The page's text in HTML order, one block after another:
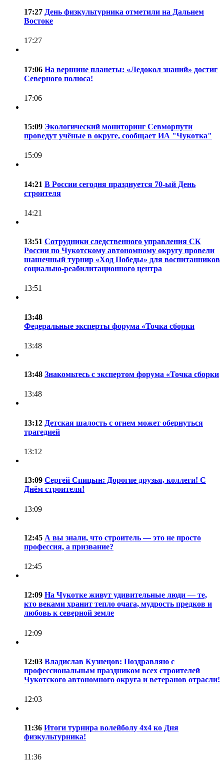
17:27 День физкультурника отметили на Дальнем
Востоке
17:27
17:06 На вершине планеты: «Ледокол знаний» достиг
Северного полюса!
17:06
15:09 Экологический мониторинг Севморпути
проведут учёные в округе, сообщает ИА "Чукотка"
15:09
14:21 В России сегодня празднуется 70-ый День
строителя
14:21
13:51 Сотрудники следственного управления СК
России по Чукотскому автономному округу провели
шашечный турнир «Ход Победы» для воспитанников
социально-реабилитационного центра
13:51
13:48
Федеральные эксперты форума «Точка сборки
13:48
13:48 Знакомьтесь с экспертом форума «Точка сборки
13:48
13:12 Детская шалость с огнем может обернуться
трагедией
13:12
13:09 Сергей Спицын: Дорогие друзья, коллеги! С
Днём строителя!
13:09
12:45 А вы знали, что строитель — это не просто
профессия, а призвание?
12:45
12:09 На Чукотке живут удивительные люди — те,
кто веками хранит тепло очага, мудрость предков и
любовь к северной земле
12:09
12:03 Владислав Кузнецов: Поздравляю с
профессиональным праздником всех строителей
Чукотского автономного округа и ветеранов отрасли!
12:03
11:36 Итоги турнира волейболу 4х4 ко Дня
физкультурника!
11:36